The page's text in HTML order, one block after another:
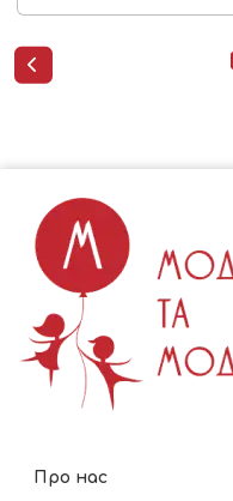

Про нас